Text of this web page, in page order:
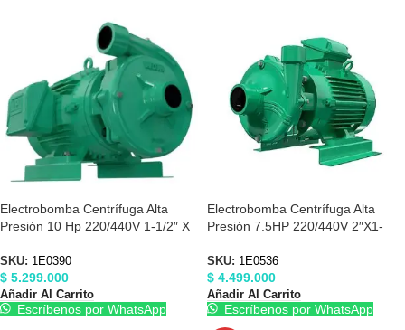
Electrobomba Centrífuga Alta
Presión 10 Hp 220/440V 1-1/2″ X
SKU: 1E0390
$ 5.299.000
Añadir Al Carrito
Escríbenos por WhatsApp
Electrobomba Centrífuga Alta
Presión 7.5HP 220/440V 2″X1-
SKU: 1E0536
$ 4.499.000
Añadir Al Carrito
Escríbenos por WhatsApp